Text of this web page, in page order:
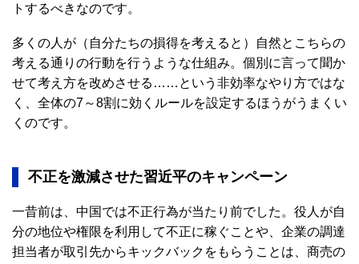
トするべきなのです。
多くの人が（自分たちの損得を考えると）自然とこちらの
考える通りの行動を行うような仕組み。個別に言って聞か
せて考え方を改めさせる……という非効率なやり方ではな
く、全体の7～8割に効くルールを設定するほうがうまくい
くのです。
不正を激減させた習近平のキャンペーン
一昔前は、中国では不正行為が当たり前でした。役人が自
分の地位や権限を利用して不正に稼ぐことや、企業の調達
担当者が取引先からキックバックをもらうことは、商売の